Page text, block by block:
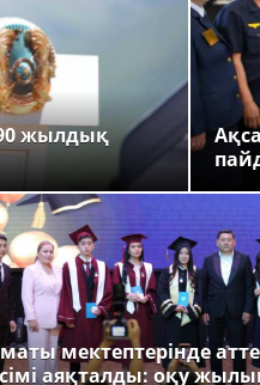
жылдық
мектептерінде
аяқталды: оқу